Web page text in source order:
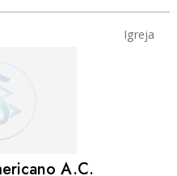
Igreja
A.C.